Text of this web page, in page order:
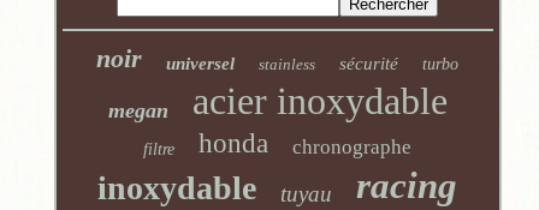
noir universel stainless sécurité turbo
megan acier inoxydable
filtre honda chronographe
inoxydable tuyau racing